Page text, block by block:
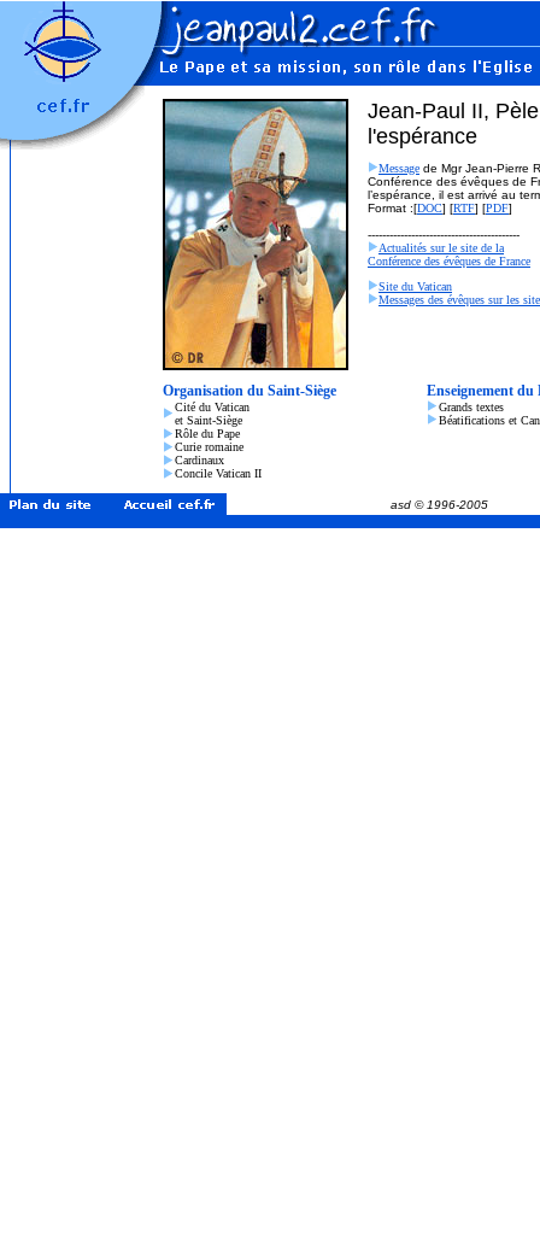
Jean-Paul II,
l'espérance
Message de Mgr Jean-Pierre
Conférence des évêques de
l’espérance, il est arrivé au
Format :[DOC] [RTF] [PDF]
------------------------------------------
Actualités sur le site de la
Conférence des évêques de France
Site du Vatican
Messages des évêques sur les
Organisation du Saint-Siège Enseignement du
Cité du Vatican
et Saint-Siège
Rôle du Pape
Curie romaine
Cardinaux
Concile Vatican II
Grands textes
Béatifications et
asd © 1996-2005